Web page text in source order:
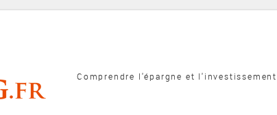
Comprendre l'épargne et l'investissement